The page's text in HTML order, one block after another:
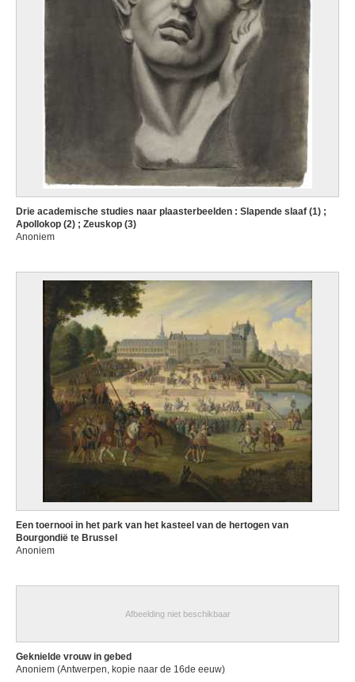
Drie academische studies naar plaasterbeelden : Slapende slaaf (1) ;
Apollokop (2) ; Zeuskop (3)
Anoniem
Een toernooi in het park van het kasteel van de hertogen van
Bourgondië te Brussel
Anoniem
Afbeelding niet beschikbaar
Geknielde vrouw in gebed
Anoniem (Antwerpen, kopie naar de 16de eeuw)